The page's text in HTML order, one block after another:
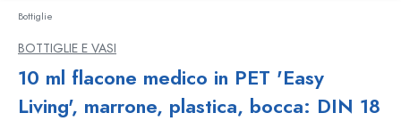
Bottiglie
BOTTIGLIE E VASI
10 ml flacone medico in PET 'Easy
Living', marrone, plastica, bocca: DIN 18